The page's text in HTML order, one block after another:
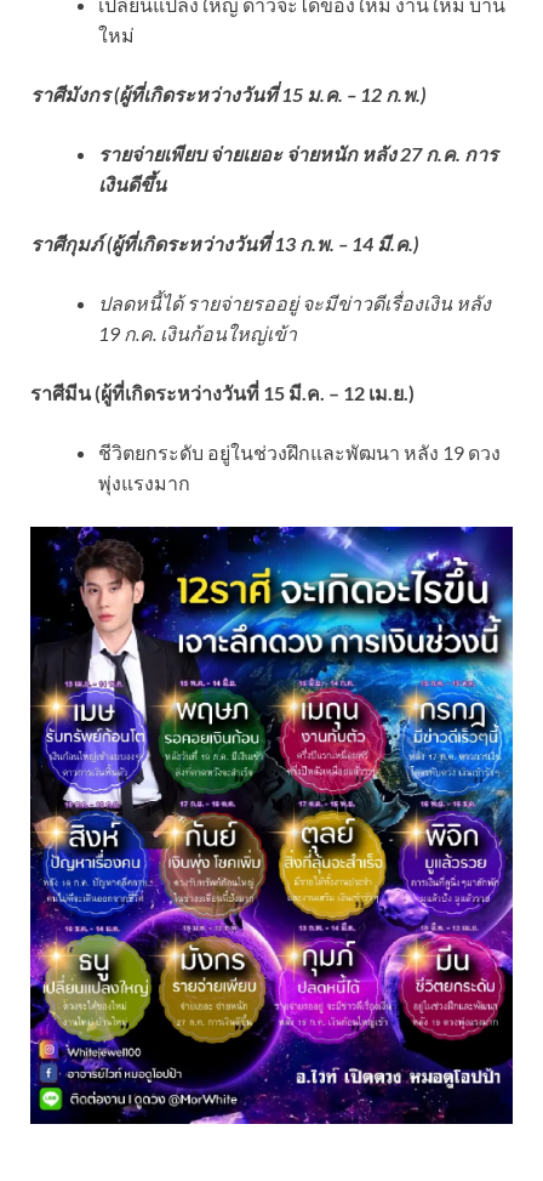
ใหม่
ราศีมังกร (ผู้ที่เกิดระหว่างวันที่ 15 ม.ค. – 12 ก.พ.)
รายจ่ายเพียบ จ่ายเยอะ จ่ายหนัก หลัง 27 ก.ค. การ
เงินดีขึ้น
ราศีกุมภ์ (ผู้ที่เกิดระหว่างวันที่ 13 ก.พ. – 14 มี.ค.)
ปลดหนี้ได้ รายจ่ายรออยู่ จะมีข่าวดีเรื่องเงิน หลัง
19 ก.ค. เงินก้อนใหญ่เข้า
ราศีมีน (ผู้ที่เกิดระหว่างวันที่ 15 มี.ค. – 12 เม.ย.)
ชีวิตยกระดับ อยู่ในช่วงฝึกและพัฒนา หลัง 19 ดวง
พุ่งแรงมาก